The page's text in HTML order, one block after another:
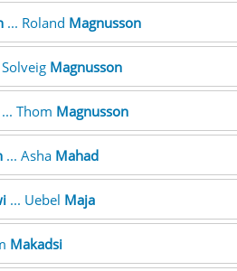
... Roland Magnusson
Magnusson
... Thom Magnusson
... Asha Mahad
... Uebel Maja
Makadsi